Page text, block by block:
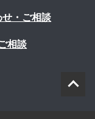
・ご相談
相談